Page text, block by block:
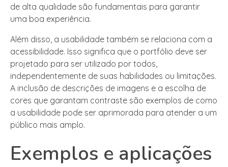
de alta qualidade são fundamentais para garantir
uma boa experiência.
Além disso, a usabilidade também se relaciona com a
acessibilidade. Isso significa que o portfólio deve ser
projetado para ser utilizado por todos,
independentemente de suas habilidades ou limitações.
A inclusão de descrições de imagens e a escolha de
cores que garantam contraste são exemplos de como
a usabilidade pode ser aprimorada para atender a um
público mais amplo.
Exemplos e aplicações